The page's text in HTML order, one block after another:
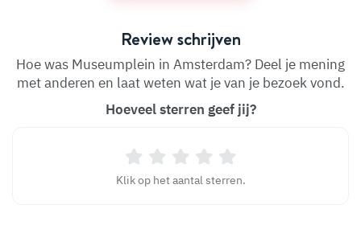
Review schrijven
Hoe was Museumplein in Amsterdam? Deel je mening
met anderen en laat weten wat je van je bezoek vond.
Hoeveel sterren geef jij?
Klik op het aantal sterren.